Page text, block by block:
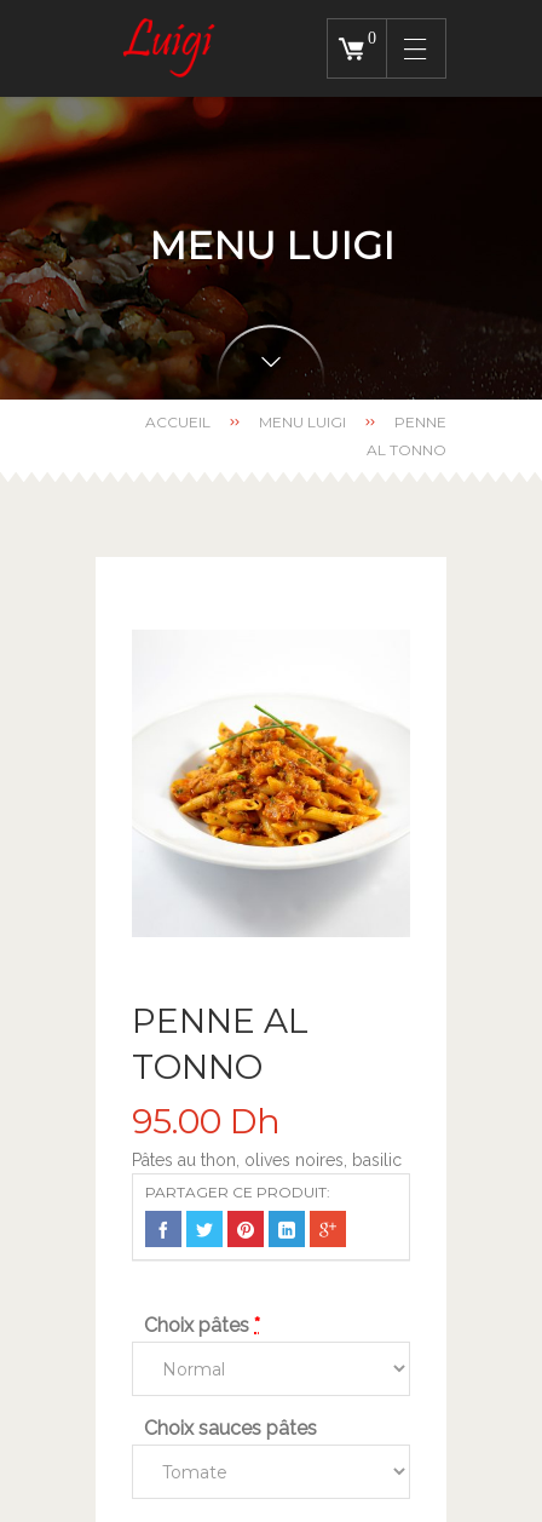
0
MENU LUIGI
ACCUEIL MENU LUIGI
PENNE
AL TONNO
PENNE AL
TONNO
95.00 Dh
Pâtes au thon, olives noires, basilic
PARTAGER CE PRODUIT:
Choix pâtes *
Choix sauces pâtes